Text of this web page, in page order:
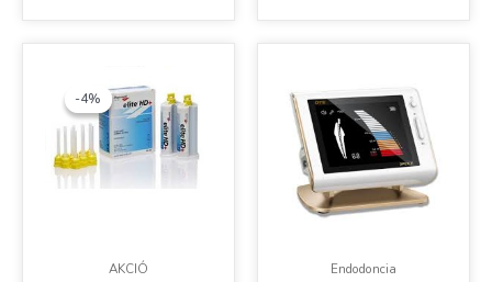
-4%
-4%
AKCIÓ
was:
22
850 Ft.
21
990 Ft.
Endodoncia